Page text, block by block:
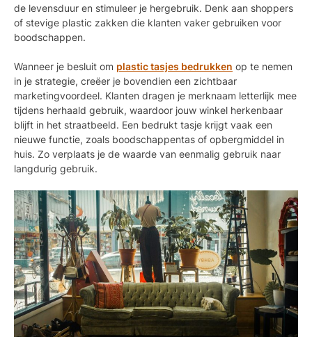
de levensduur en stimuleer je hergebruik. Denk aan shoppers
of stevige plastic zakken die klanten vaker gebruiken voor
boodschappen.
Wanneer je besluit om plastic tasjes bedrukken op te nemen
in je strategie, creëer je bovendien een zichtbaar
marketingvoordeel. Klanten dragen je merknaam letterlijk mee
tijdens herhaald gebruik, waardoor jouw winkel herkenbaar
blijft in het straatbeeld. Een bedrukt tasje krijgt vaak een
nieuwe functie, zoals boodschappentas of opbergmiddel in
huis. Zo verplaats je de waarde van eenmalig gebruik naar
langdurig gebruik.